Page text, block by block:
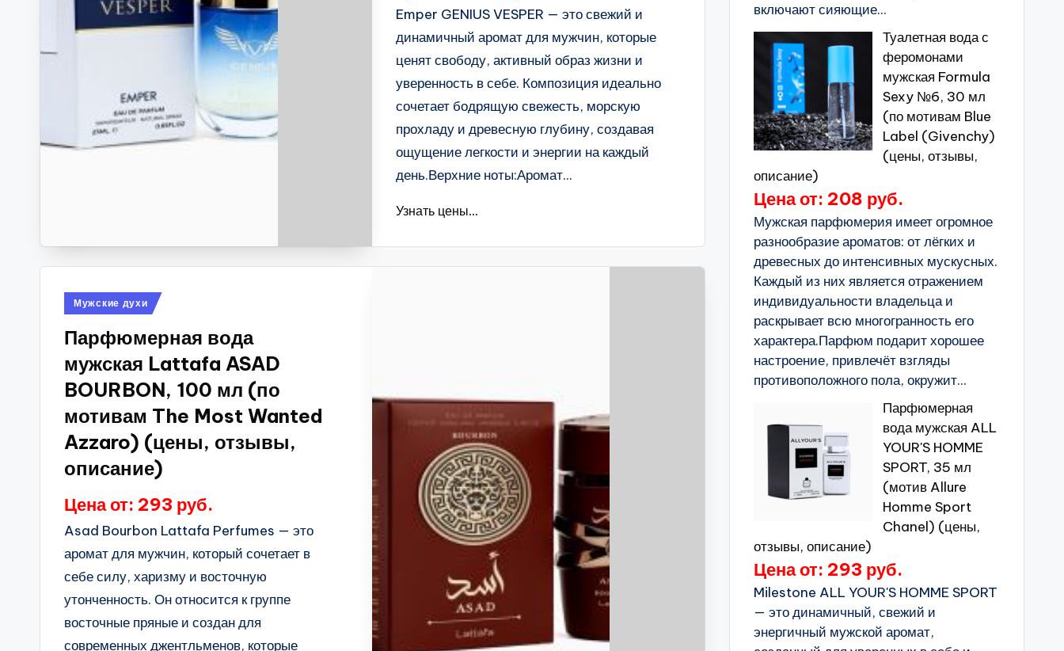
Emper GENIUS VESPER — это свежий и
динамичный аромат для мужчин, которые
ценят свободу, активный образ жизни и
уверенность в себе. Композиция идеально
сочетает бодрящую свежесть, морскую
прохладу и древесную глубину, создавая
ощущение легкости и энергии на каждый
день.Верхние ноты:Аромат...
Узнать цены...
Опубликовано
Мужские духи
Парфюмерная вода
мужская Lattafa ASAD
BOURBON, 100 мл (по
мотивам The Most Wanted
Azzaro) (цены, отзывы,
описание)
Цена от: 293 руб.
Asad Bourbon Lattafa Perfumes — это
аромат для мужчин, который сочетает в
себе силу, харизму и восточную
утонченность. Он относится к группе
восточные пряные и создан для
современных джентльменов, которые
включают сияющие...
Туалетная вода с
феромонами
мужская Formula
Sexy №6, 30 мл
(по мотивам Blue
Label (Givenchy)
(цены, отзывы,
описание)
Цена от: 208 руб.
Мужская парфюмерия имеет огромное
разнообразие ароматов: от лёгких и
древесных до интенсивных мускусных.
Каждый из них является отражением
индивидуальности владельца и
раскрывает всю многогранность его
характера.Парфюм подарит хорошее
настроение, привлечёт взгляды
противоположного пола, окружит...
Парфюмерная
вода мужская ALL
YOUR'S HOMME
SPORT, 35 мл
(мотив Allure
Homme Sport
Chanel) (цены,
отзывы, описание)
Цена от: 293 руб.
Milestone ALL YOUR'S HOMME SPORT
— это динамичный, свежий и
энергичный мужской аромат,